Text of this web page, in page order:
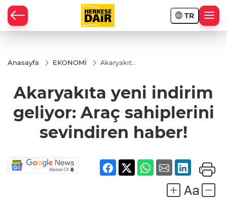
TR
Anasayfa EKONOMİ
Akaryakıta
Araç
sahiplerini
sevindiren
haber!
Akaryakıta yeni indirim
geliyor: Araç sahiplerini
sevindiren haber!